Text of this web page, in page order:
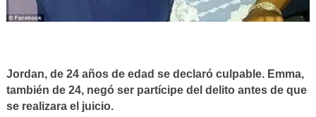
Jordan, de 24 años de edad se declaró culpable. Emma,
también de 24, negó ser partícipe del delito antes de que
se realizara el juicio.